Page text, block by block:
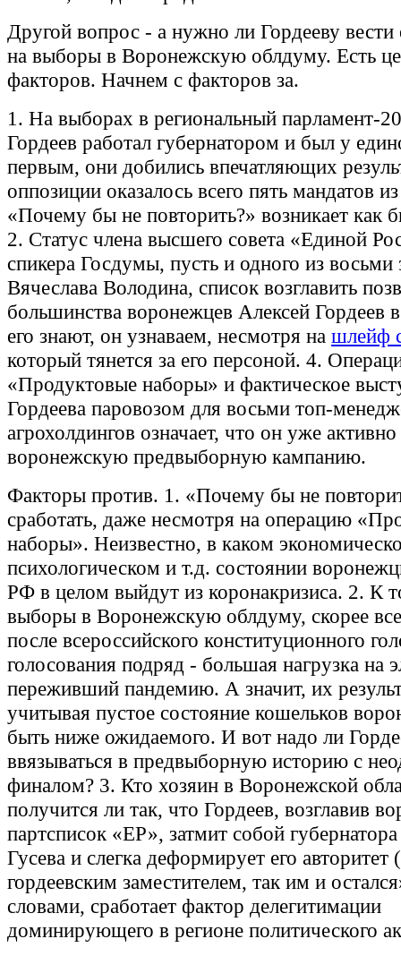
Другой вопрос - а нужно ли Гордееву вести
на выборы в Воронежскую облдуму. Есть
факторов. Начнем с факторов за.
1. На выборах в региональный парламент-
Гордеев работал губернатором и был у
первым, они добились впечатляющих
оппозиции оказалось всего пять мандатов
«Почему бы не повторить?» возникает как
2. Статус члена высшего совета «Единой
спикера Госдумы, пусть и одного из восьми
Вячеслава Володина, список возглавить
большинства воронежцев Алексей Гордеев в
его знают, он узнаваем, несмотря на шлейф
который тянется за его персоной. 4.
«Продуктовые наборы» и фактическое
Гордеева паровозом для восьми топ-
агрохолдингов означает, что он уже
воронежскую предвыборную кампанию.
Факторы против. 1. «Почему бы не
сработать, даже несмотря на операцию
наборы». Неизвестно, в каком
психологическом и т.д. состоянии
РФ в целом выйдут из коронакризиса. 2. К
выборы в Воронежскую облдуму, скорее
после всероссийского конституционного
голосования подряд - большая нагрузка на
переживший пандемию. А значит, их
учитывая пустое состояние кошельков
быть ниже ожидаемого. И вот надо ли
ввязываться в предвыборную историю с
финалом? 3. Кто хозяин в Воронежской
получится ли так, что Гордеев, возглавив
партсписок «ЕР», затмит собой
Гусева и слегка деформирует его
гордеевским заместителем, так им и
словами, сработает фактор делегитимации
доминирующего в регионе политического